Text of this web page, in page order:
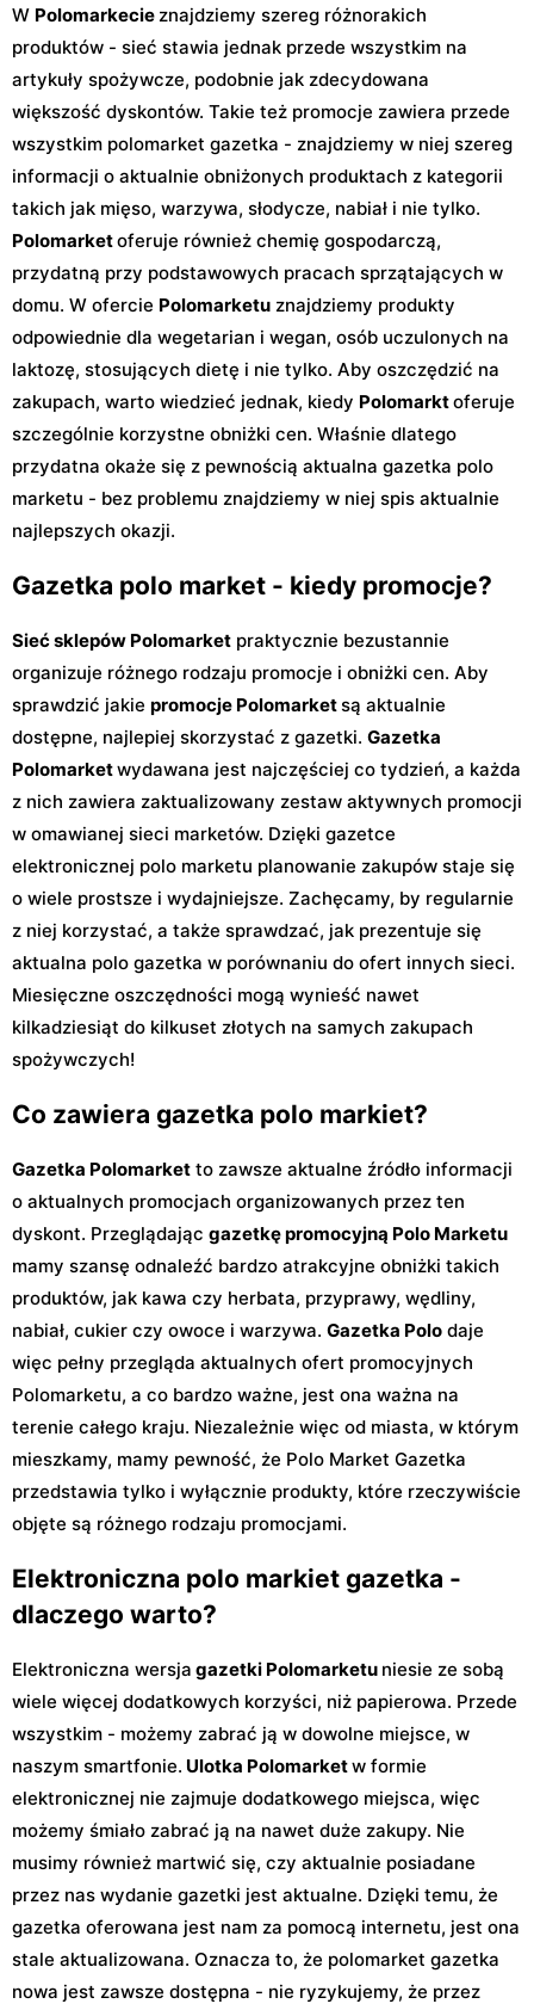
W Polomarkecieznajdziemy szereg różnorakich
produktów - sieć stawia jednak przede wszystkim na
artykuły spożywcze, podobnie jak zdecydowana
większość dyskontów. Takie też promocje zawiera przede
wszystkim polomarket gazetka - znajdziemy w niej szereg
informacji o aktualnie obniżonych produktach z kategorii
takich jak mięso, warzywa, słodycze, nabiał i nie tylko.
Polomarketoferuje również chemię gospodarczą,
przydatną przy podstawowych pracach sprzątających w
domu. W ofercie Polomarketu znajdziemy produkty
odpowiednie dla wegetarian i wegan, osób uczulonych na
laktozę, stosujących dietę i nie tylko. Aby oszczędzić na
zakupach, warto wiedzieć jednak, kiedy Polomarktoferuje
szczególnie korzystne obniżki cen. Właśnie dlatego
przydatna okaże się z pewnością aktualna gazetka polo
marketu - bez problemu znajdziemy w niej spis aktualnie
najlepszych okazji.
Gazetka polo market - kiedy promocje?
Sieć sklepów Polomarket praktycznie bezustannie
organizuje różnego rodzaju promocje i obniżki cen. Aby
sprawdzić jakie promocje Polomarket są aktualnie
dostępne, najlepiej skorzystać z gazetki. Gazetka
Polomarketwydawana jest najczęściej co tydzień, a każda
z nich zawiera zaktualizowany zestaw aktywnych promocji
w omawianej sieci marketów. Dzięki gazetce
elektronicznej polo marketu planowanie zakupów staje się
o wiele prostsze i wydajniejsze. Zachęcamy, by regularnie
z niej korzystać, a także sprawdzać, jak prezentuje się
aktualna polo gazetka w porównaniu do ofert innych sieci.
Miesięczne oszczędności mogą wynieść nawet
kilkadziesiąt do kilkuset złotych na samych zakupach
spożywczych!
Co zawiera gazetka polo markiet?
Gazetka Polomarket to zawsze aktualne źródło informacji
o aktualnych promocjach organizowanych przez ten
dyskont. Przeglądając gazetkę promocyjną Polo Marketu
mamy szansę odnaleźć bardzo atrakcyjne obniżki takich
produktów, jak kawa czy herbata, przyprawy, wędliny,
nabiał, cukier czy owoce i warzywa. Gazetka Polo daje
więc pełny przegląda aktualnych ofert promocyjnych
Polomarketu, a co bardzo ważne, jest ona ważna na
terenie całego kraju. Niezależnie więc od miasta, w którym
mieszkamy, mamy pewność, że Polo Market Gazetka
przedstawia tylko i wyłącznie produkty, które rzeczywiście
objęte są różnego rodzaju promocjami.
Elektroniczna polo markiet gazetka -
dlaczego warto?
Elektroniczna wersja gazetki Polomarketu niesie ze sobą
wiele więcej dodatkowych korzyści, niż papierowa. Przede
wszystkim - możemy zabrać ją w dowolne miejsce, w
naszym smartfonie. Ulotka Polomarketw formie
elektronicznej nie zajmuje dodatkowego miejsca, więc
możemy śmiało zabrać ją na nawet duże zakupy. Nie
musimy również martwić się, czy aktualnie posiadane
przez nas wydanie gazetki jest aktualne. Dzięki temu, że
gazetka oferowana jest nam za pomocą internetu, jest ona
stale aktualizowana. Oznacza to, że polomarket gazetka
nowa jest zawsze dostępna - nie ryzykujemy, że przez